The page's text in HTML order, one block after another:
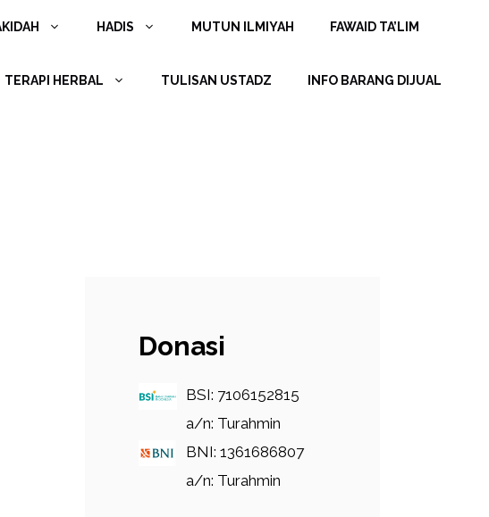
HADIS MUTUN ILMIYAH FAWAID TA’LIM
TERAPI HERBAL TULISAN USTADZ INFO BARANG DIJUAL
Donasi
BSI: 7106152815
a/n: Turahmin
BNI: 1361686807
a/n: Turahmin